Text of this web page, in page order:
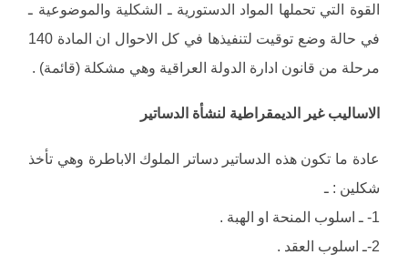
القوة التي تحملها المواد الدستورية ـ الشكلية والموضوعية ـ
في حالة وضع توقيت لتنفيذها في كل الاحوال ان المادة 140
مرحلة من قانون ادارة الدولة العراقية وهي مشكلة (قائمة) .
الاساليب غير الديمقراطية لنشأة الدساتير
عادة ما تكون هذه الدساتير دساتر الملوك الاباطرة وهي تأخذ
شكلين : ـ
1- ـ اسلوب المنحة او الهبة .
2-ـ اسلوب العقد .